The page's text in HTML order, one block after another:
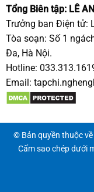
Tổng Biên tập: LÊ
Trưởng ban Điện tử:
Tòa soạn: Số 1
Đa, Hà Nội.
Hotline:
Email:
© Bản quyền thuộc
Cấm sao chép dưới